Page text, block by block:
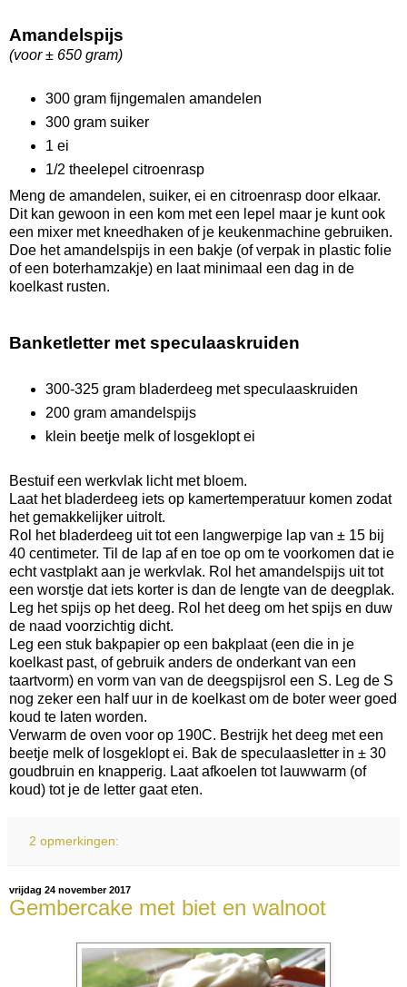
Amandelspijs
(voor ± 650 gram)
300 gram fijngemalen amandelen
300 gram suiker
1 ei
1/2 theelepel citroenrasp
Meng de amandelen, suiker, ei en citroenrasp door elkaar.
Dit kan gewoon in een kom met een lepel maar je kunt ook
een mixer met kneedhaken of je keukenmachine gebruiken.
Doe het amandelspijs in een bakje (of verpak in plastic folie
of een boterhamzakje) en laat minimaal een dag in de
koelkast rusten.
Banketletter met speculaaskruiden
300-325 gram bladerdeeg met speculaaskruiden
200 gram amandelspijs
klein beetje melk of losgeklopt ei
Bestuif een werkvlak licht met bloem.
Laat het bladerdeeg iets op kamertemperatuur komen zodat
het gemakkelijker uitrolt.
Rol het bladerdeeg uit tot een langwerpige lap van ± 15 bij
40 centimeter. Til de lap af en toe op om te voorkomen dat ie
echt vastplakt aan je werkvlak. Rol het amandelspijs uit tot
een worstje dat iets korter is dan de lengte van de deegplak.
Leg het spijs op het deeg. Rol het deeg om het spijs en duw
de naad voorzichtig dicht.
Leg een stuk bakpapier op een bakplaat (een die in je
koelkast past, of gebruik anders de onderkant van een
taartvorm) en vorm van van de deegspijsrol een S. Leg de S
nog zeker een half uur in de koelkast om de boter weer goed
koud te laten worden.
Verwarm de oven voor op 190C. Bestrijk het deeg met een
beetje melk of losgeklopt ei. Bak de speculaasletter in ± 30
goudbruin en knapperig. Laat afkoelen tot lauwwarm (of
koud) tot je de letter gaat eten.
2 opmerkingen:
vrijdag 24 november 2017
Gembercake met biet en walnoot